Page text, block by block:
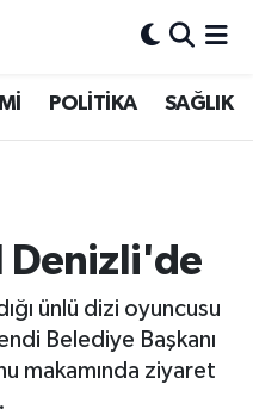
POLİTİKA SAĞLIK
Denizli'de
ünlü dizi oyuncusu
Belediye Başkanı
makamında ziyaret